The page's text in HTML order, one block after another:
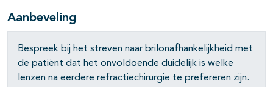
Aanbeveling
Bespreek bij het streven naar brilonafhankelijkheid met
de patiënt dat het onvoldoende duidelijk is welke
lenzen na eerdere refractiechirurgie te prefereren zijn.